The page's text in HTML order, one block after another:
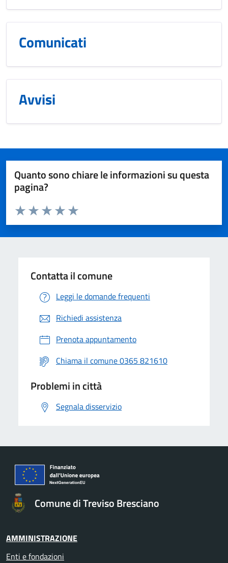
Comunicati
Avvisi
Quanto sono chiare le informazioni su questa
pagina?
Valuta da 1 a 5 stelle la pagina
Valuta 5 stelle su 5
Valuta 4 stelle su 5
Valuta 3 stelle su 5
Valuta 2 stelle su 5
Valuta 1 stelle su 5
Contatta il comune
Leggi le domande frequenti
Richiedi assistenza
Prenota appuntamento
Chiama il comune 0365 821610
Problemi in città
Segnala disservizio
Comune di Treviso Bresciano
AMMINISTRAZIONE
Enti e fondazioni